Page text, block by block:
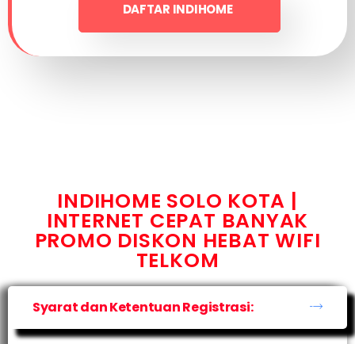
DAFTAR INDIHOME
INDIHOME SOLO KOTA |
INTERNET CEPAT BANYAK
PROMO DISKON HEBAT WIFI
TELKOM
Syarat dan Ketentuan Registrasi: